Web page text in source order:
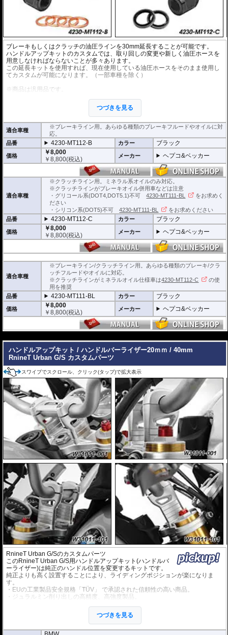
ブレーキもしくはクラッチの油圧ラインを30mm延長することが可能です。
ハンドルアップキットのカスタムでは、取り回しの変更や新しく油圧ホースを
用意しなければならないことが多々あります。
この延長キットを使用すれば、現在使用している油圧ホースをそのまま使用し
てカスタムが可能になります。（一部車種を除く）
※商品は汎用品です。
※安全に深く関わるパーツですので、プロショップでの交換を強くおすすめし
※ワイヤー仕様車には使用できません。
つづきを見る
適合車種
※ブレーキライン用。あらゆる種類のブレーキフルードやオイルに対
応。
品番
4230-MT112-B カラー ブラック
価格
￥8,000
￥8,800(税込) メーカー ヘプコ&ベッカー
適合車種
※クラッチライン用。ミネラル系オイルのみ対応。
※クラッチラインがブレーキオイル併用車などは注意
・グリコール系(DOT4,DOT5.1)不可4230-MT111-BL
をお求めく
ださい
・シリコン系(DOT5)不可4230-MT111-BL
をお求めください
品番
4230-MT112-C カラー ブラック
価格
￥8,000
￥8,800(税込) メーカー ヘプコ&ベッカー
適合車種
※ブレーキライン/クラッチライン用。あらゆる種類のブレーキ/クラ
ッチフルードやオイルに対応。
※クラッチラインがミネラルオイル仕様車は4230-MT112-C
の使
用を推奨
品番
4230-MT111-BL カラー ブラック
価格
￥8,000
￥8,800(税込) メーカー ヘプコ&ベッカー
ハンドルアップキット / ハンドルバーライザー20ｍｍ / 40mm
RnineT Urban G/S カスタムパーツ
スワイプでスクロール、クリック(タップ)で拡大表示
RnineT Urban G/Sのカスタムパーツ
このRnineT Urban G/S用ハンドルアップキット(ハンドルバ
ーライザー)は純正のハンドル位置を変更するキットです。
純正よりも高く設置することにより、ライディングポジションが楽になりま
す。
・EUの工業製品安全規格「TÜV」 で承認された信頼性の高い商品。
・ジュラルミン削り出しの高精度、高強度製品。
・取り付けに必要な物は全て含まれています。
つづきを見る